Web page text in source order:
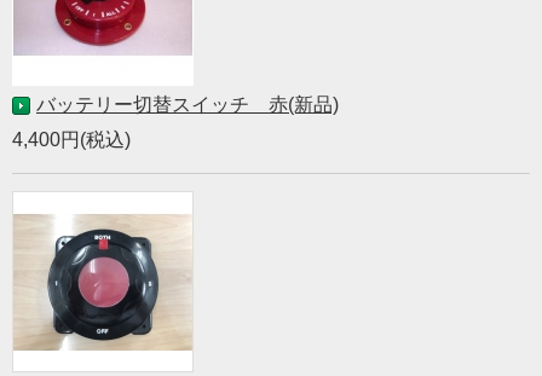
バッテリー切替スイッチ 赤(新品)
4,400円(税込)